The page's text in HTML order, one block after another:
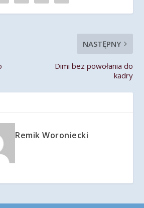
NASTĘPNY
Dimi bez powołania do
kadry
Remik Woroniecki